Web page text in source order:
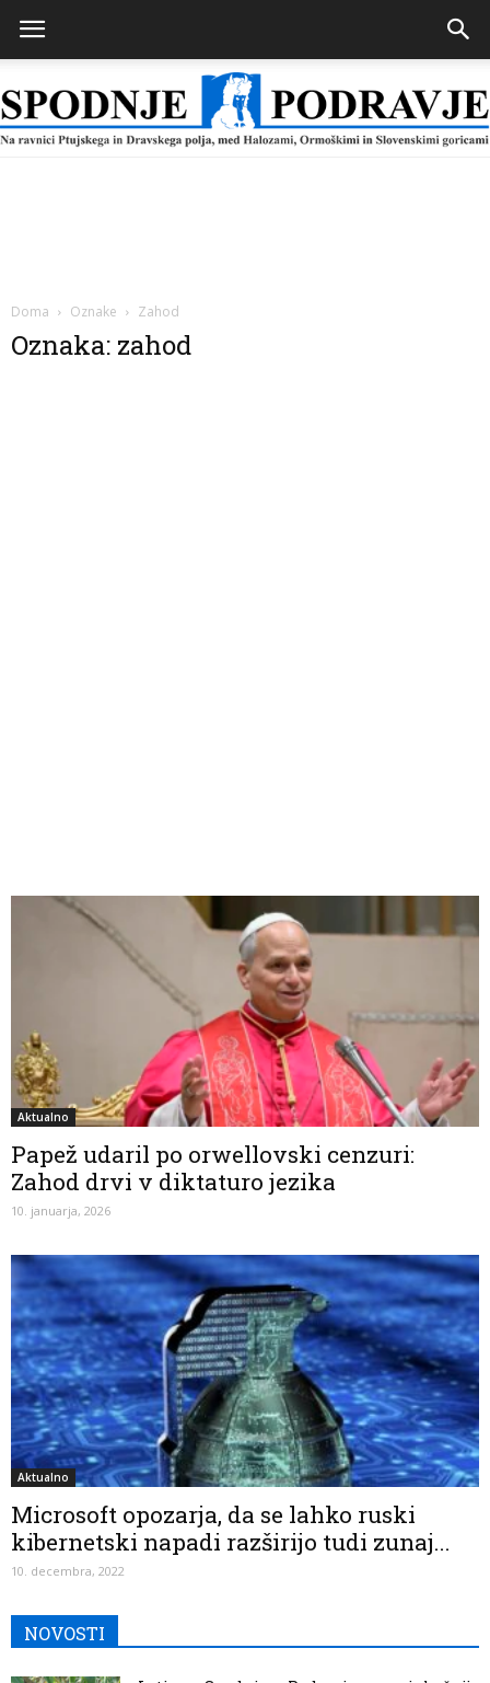
Doma Oznake Zahod
Oznaka: zahod
Aktualno
Papež udaril po orwellovski cenzuri:
Zahod drvi v diktaturo jezika
10. januarja, 2026
Aktualno
Microsoft opozarja, da se lahko ruski
kibernetski napadi razširijo tudi zunaj...
10. decembra, 2022
NOVOSTI